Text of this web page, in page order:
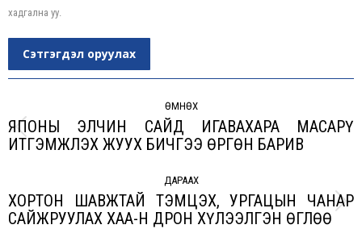
хадгална уу.
Сэтгэгдэл оруулах
ӨМНӨХ
Previous
ЯПОНЫ ЭЛЧИН САЙД ИГАВАХАРА МАСАРҮ
ИТГЭМЖЛЭХ ЖУУХ БИЧГЭЭ ӨРГӨН БАРИВ
ДАРААХ
Next
ХОРТОН ШАВЖТАЙ ТЭМЦЭХ, УРГАЦЫН ЧАНАР
САЙЖРУУЛАХ ХАА-Н ДРОН ХҮЛЭЭЛГЭН ӨГЛӨӨ